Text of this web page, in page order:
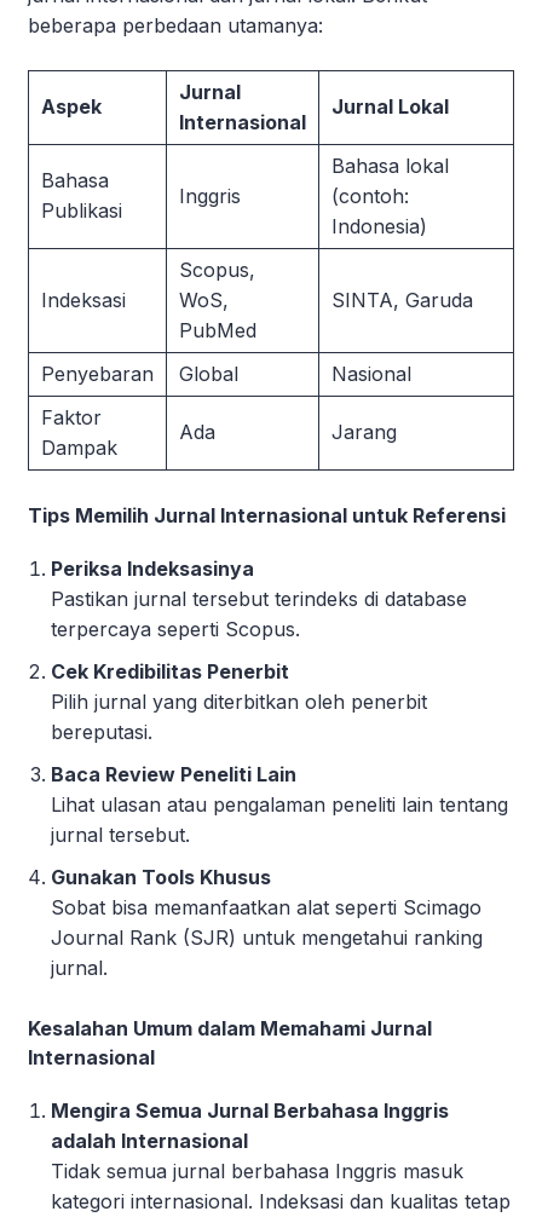
beberapa perbedaan utamanya:
Aspek
Jurnal
Internasional
Jurnal Lokal
Bahasa
Publikasi
Inggris
Bahasa lokal
(contoh:
Indonesia)
Indeksasi
Scopus,
WoS,
PubMed
SINTA, Garuda
Penyebaran Global
Nasional
Faktor
Dampak
Ada Jarang
Tips Memilih Jurnal Internasional untuk Referensi
Periksa Indeksasinya
Pastikan jurnal tersebut terindeks di database
terpercaya seperti Scopus.
Cek Kredibilitas Penerbit
Pilih jurnal yang diterbitkan oleh penerbit
bereputasi.
Baca Review Peneliti Lain
Lihat ulasan atau pengalaman peneliti lain tentang
jurnal tersebut.
Gunakan Tools Khusus
Sobat bisa memanfaatkan alat seperti Scimago
Journal Rank (SJR) untuk mengetahui ranking
jurnal.
Kesalahan Umum dalam Memahami Jurnal
Internasional
Mengira Semua Jurnal Berbahasa Inggris
adalah Internasional
Tidak semua jurnal berbahasa Inggris masuk
kategori internasional. Indeksasi dan kualitas tetap